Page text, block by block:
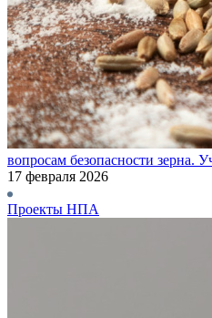
вопросам безопасности зерна.
17 февраля 2026
Проекты НПА